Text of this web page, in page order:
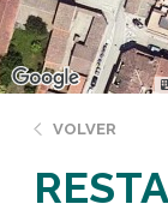
VOLVER